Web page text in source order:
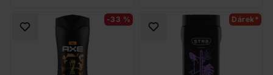
-33 % Dárek*